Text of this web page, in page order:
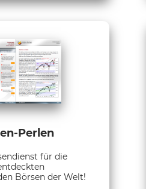
Perlen
für die
Börsen der Welt!